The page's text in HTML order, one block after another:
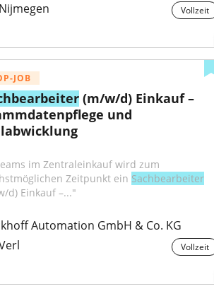
Nijmegen
Vollzeit
JOB
(m/w/d) Einkauf –
und
im Zentraleinkauf wird zum
Zeitpunkt ein Sachbearbeiter
d) Einkauf –..."
Automation GmbH & Co. KG
Vollzeit